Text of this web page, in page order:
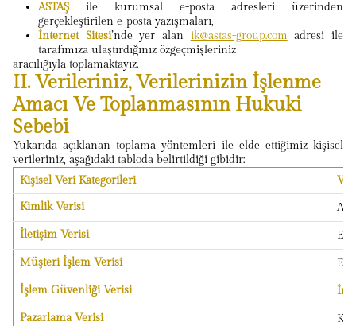
ASTAŞ ile kurumsal e-posta adresleri üzerinden
gerçekleştirilen e-posta yazışmaları,
İnternet Sitesi’nde yer alan ik@astas-group.com adresi ile
tarafımıza ulaştırdığınız özgeçmişleriniz
aracılığıyla toplamaktayız.
II. Verileriniz, Verilerinizin İşlenme
Amacı Ve Toplanmasının Hukuki
Sebebi
Yukarıda açıklanan toplama yöntemleri ile elde ettiğimiz kişisel
verileriniz, aşağıdaki tabloda belirtildiği gibidir:
Kişisel Veri Kategorileri
Kimlik Verisi Ad-
İletişim Verisi E-
Müşteri İşlem Verisi
İşlem Güvenliği Verisi
Pazarlama Verisi